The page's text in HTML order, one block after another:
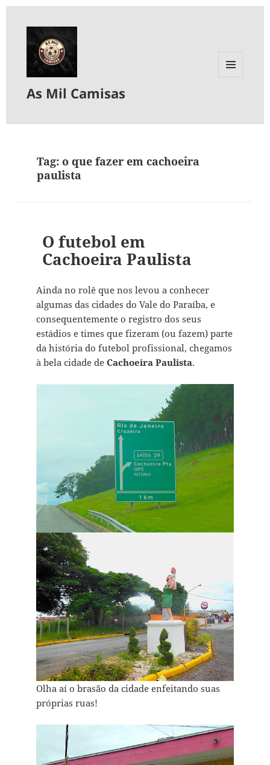
As Mil Camisas
Tag:o que fazer em cachoeira
paulista
O futebol em
Cachoeira Paulista
Ainda no rolê que nos levou a conhecer
algumas das cidades do Vale do Paraíba, e
consequentemente o registro dos seus
estádios e times que fizeram (ou fazem) parte
da história do futebol profissional, chegamos
à bela cidade de Cachoeira Paulista.
Olha aí o brasão da cidade enfeitando suas
próprias ruas!